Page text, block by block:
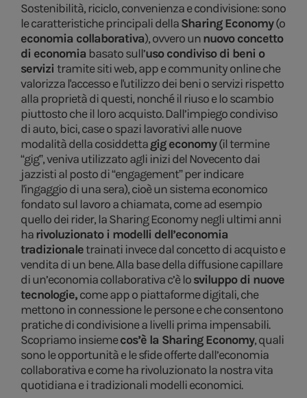
Sostenibilità, riciclo, convenienza e condivisione: sono
le caratteristiche principali dellaSharing Economy(o
economia collaborativa), ovvero unnuovo concetto
di economia basato sull’uso condiviso di beni o
servizi tramite siti web, app e community online che
valorizza l'accesso e l'utilizzo dei beni o servizi rispetto
alla proprietà di questi, nonché il riuso e lo scambio
piuttosto che il loro acquisto. Dall’impiego condiviso
di auto, bici, case o spazi lavorativi alle nuove
modalità della cosiddettagig economy(il termine
“gig”, veniva utilizzato agli inizi del Novecento dai
jazzisti al posto di “engagement” per indicare
l'ingaggio di una sera), cioè un sistema economico
fondato sul lavoro a chiamata, come ad esempio
quello dei rider, la Sharing Economy negli ultimi anni
harivoluzionato i modelli dell’economia
tradizionaletrainati invece dal concetto di acquisto e
vendita di un bene. Alla base della diffusione capillare
di un’economia collaborativa c’è losviluppo di nuove
tecnologie,come app o piattaforme digitali, che
mettono in connessione le persone e che consentono
pratiche di condivisione a livelli prima impensabili.
Scopriamo insiemecos’è la Sharing Economy, quali
sono le opportunità e le sfide offerte dall’economia
collaborativa e come ha rivoluzionato la nostra vita
quotidiana e i tradizionali modelli economici.